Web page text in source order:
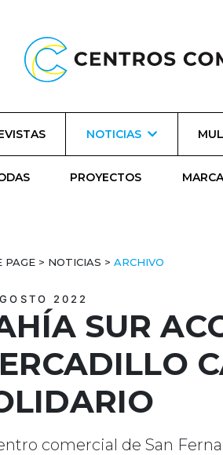
NOTICIAS
PROYECTOS
PAGE > NOTICIAS > ARCHIVO
2022
SUR
comercial de San